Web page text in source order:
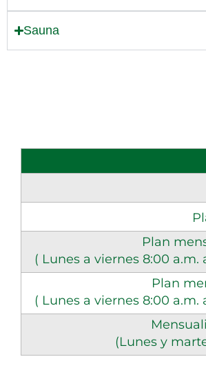
Sauna
Plan
( Lunes a viernes 8:00 a.m.
Plan
( Lunes a viernes 8:00 a.m.
(Lunes y